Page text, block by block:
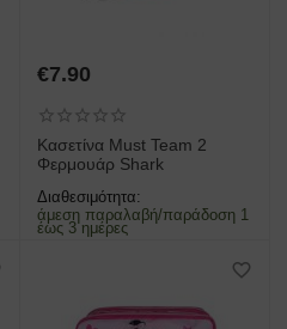
€7.90
Κασετίνα Must Team 2
Φερμουάρ Shark
Διαθεσιμότητα:
άμεση παραλαβή/παράδοση 1
έως 3 ημέρες